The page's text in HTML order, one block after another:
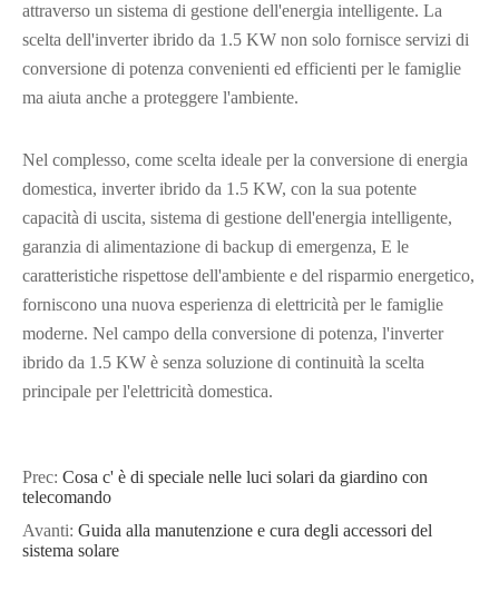
attraverso un sistema di gestione dell'energia intelligente. La
scelta dell'inverter ibrido da 1.5 KW non solo fornisce servizi di
conversione di potenza convenienti ed efficienti per le famiglie
ma aiuta anche a proteggere l'ambiente.
Nel complesso, come scelta ideale per la conversione di energia
domestica, inverter ibrido da 1.5 KW, con la sua potente
capacità di uscita, sistema di gestione dell'energia intelligente,
garanzia di alimentazione di backup di emergenza, E le
caratteristiche rispettose dell'ambiente e del risparmio energetico,
forniscono una nuova esperienza di elettricità per le famiglie
moderne. Nel campo della conversione di potenza, l'inverter
ibrido da 1.5 KW è senza soluzione di continuità la scelta
principale per l'elettricità domestica.
Prec: Cosa c' è di speciale nelle luci solari da giardino con
telecomando
Avanti: Guida alla manutenzione e cura degli accessori del
sistema solare